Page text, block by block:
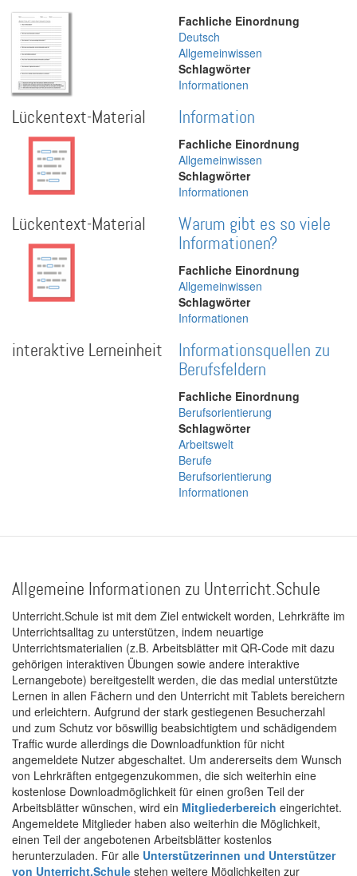
Fachliche Einordnung
Deutsch
Allgemeinwissen
Schlagwörter
Informationen
Lückentext-Material Information
Fachliche Einordnung
Allgemeinwissen
Schlagwörter
Informationen
Lückentext-Material
Warum gibt es so viele
Informationen?
Fachliche Einordnung
Allgemeinwissen
Schlagwörter
Informationen
interaktive Lerneinheit
Informationsquellen zu
Berufsfeldern
Fachliche Einordnung
Berufsorientierung
Schlagwörter
Arbeitswelt
Berufe
Berufsorientierung
Informationen
Allgemeine Informationen zu Unterricht.Schule
Unterricht.Schule ist mit dem Ziel entwickelt worden, Lehrkräfte im
Unterrichtsalltag zu unterstützen, indem neuartige
Unterrichtsmaterialien (z.B. Arbeitsblätter mit QR-Code mit dazu
gehörigen interaktiven Übungen sowie andere interaktive
Lernangebote) bereitgestellt werden, die das medial unterstützte
Lernen in allen Fächern und den Unterricht mit Tablets bereichern
und erleichtern. Aufgrund der stark gestiegenen Besucherzahl
und zum Schutz vor böswillig beabsichtigtem und schädigendem
Traffic wurde allerdings die Downloadfunktion für nicht
angemeldete Nutzer abgeschaltet. Um andererseits dem Wunsch
von Lehrkräften entgegenzukommen, die sich weiterhin eine
kostenlose Downloadmöglichkeit für einen großen Teil der
Arbeitsblätter wünschen, wird ein Mitgliederbereich eingerichtet.
Angemeldete Mitglieder haben also weiterhin die Möglichkeit,
einen Teil der angebotenen Arbeitsblätter kostenlos
herunterzuladen. Für alle Unterstützerinnen und Unterstützer
von Unterricht.Schule stehen weitere Möglichkeiten zur